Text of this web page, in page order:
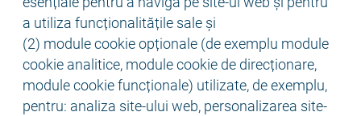
a utiliza funcționalitățile sale și
(2) module cookie opționale (de exemplu module
cookie analitice, module cookie de direcționare,
module cookie funcționale) utilizate, de exemplu,
pentru: analiza site-ului web, personalizarea site-